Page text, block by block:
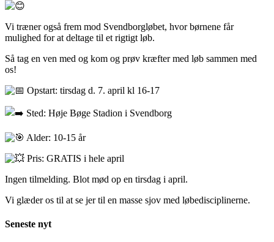
Vi træner også frem mod Svendborgløbet, hvor børnene får
mulighed for at deltage til et rigtigt løb.
Så tag en ven med og kom og prøv kræfter med løb sammen med
os!
Opstart: tirsdag d. 7. april kl 16-17
Sted: Høje Bøge Stadion i Svendborg
Alder: 10-15 år
Pris: GRATIS i hele april
Ingen tilmelding. Blot mød op en tirsdag i april.
Vi glæder os til at se jer til en masse sjov med løbedisciplinerne.
Seneste nyt